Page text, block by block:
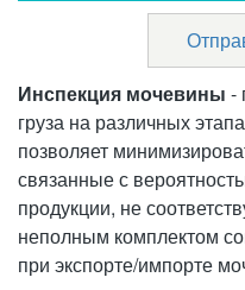
Инспекция мочевины -
груза на различных
позволяет
связанные с
продукции, не
неполным комплектом
при экспорте/импорте